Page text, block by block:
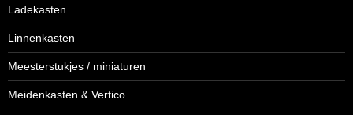
Ladekasten
Linnenkasten
Meesterstukjes / miniaturen
Meidenkasten & Vertico